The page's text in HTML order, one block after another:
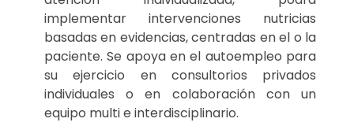
implementar intervenciones nutricias
basadas en evidencias, centradas en el o la
paciente. Se apoya en el autoempleo para
su ejercicio en consultorios privados
individuales o en colaboración con un
equipo multi e interdisciplinario.